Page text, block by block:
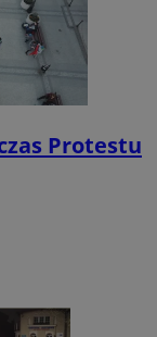
Protestu